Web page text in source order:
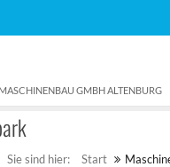
GMBH ALTENBURG
Sie sind hier: Start